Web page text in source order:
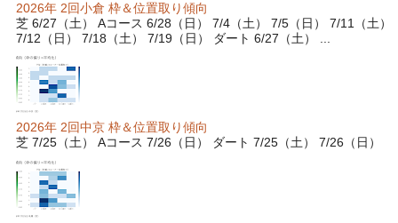
2026年 2回小倉 枠＆位置取り傾向
芝 6/27（土） Aコース 6/28（日） 7/4（土） 7/5（日） 7/11（土）
7/12（日） 7/18（土） 7/19（日） ダート 6/27（土） ...
2026年 2回中京 枠＆位置取り傾向
芝 7/25（土） Aコース 7/26（日） ダート 7/25（土） 7/26（日）